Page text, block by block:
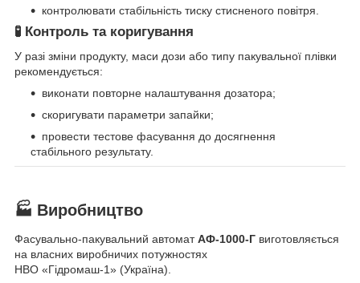
контролювати стабільність тиску стисненого повітря.
🧪 Контроль та коригування
У разі зміни продукту, маси дози або типу пакувальної плівки
рекомендується:
виконати повторне налаштування дозатора;
скоригувати параметри запайки;
провести тестове фасування до досягнення
стабільного результату.
🏭 Виробництво
Фасувально-пакувальний автоматАФ-1000-Г виготовляється
на власних виробничих потужностях
НВО «Гідромаш-1» (Україна).